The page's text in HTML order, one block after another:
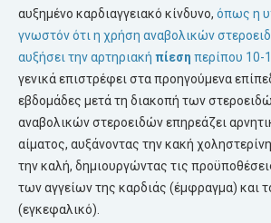
αυξημένο καρδιαγγειακό κίνδυνο, όπως η
γνωστόν ότι η χρήση αναβολικών
αυξήσει την αρτηριακή πίεση περίπου 10-
γενικά επιστρέφει στα προηγούμενα
εβδομάδες μετά τη διακοπή των
αναβολικών στεροειδών επηρεάζει
αίματος, αυξάνοντας την κακή
την καλή, δημιουργώντας τις
των αγγείων της καρδιάς (έμφραγμα) και
(εγκεφαλικό).